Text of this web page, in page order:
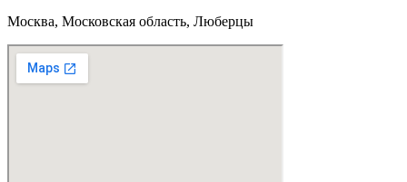
Москва, Московская область, Люберцы